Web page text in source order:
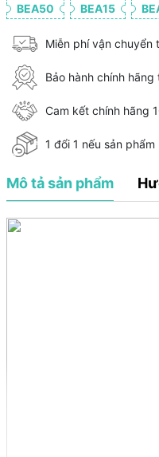
BEA50
BEA15
Miễn phí vận chuyển
Bảo hành chính hãng
Cam kết chính hãng
1 đổi 1 nếu sản phẩm
Mô tả sản phẩm